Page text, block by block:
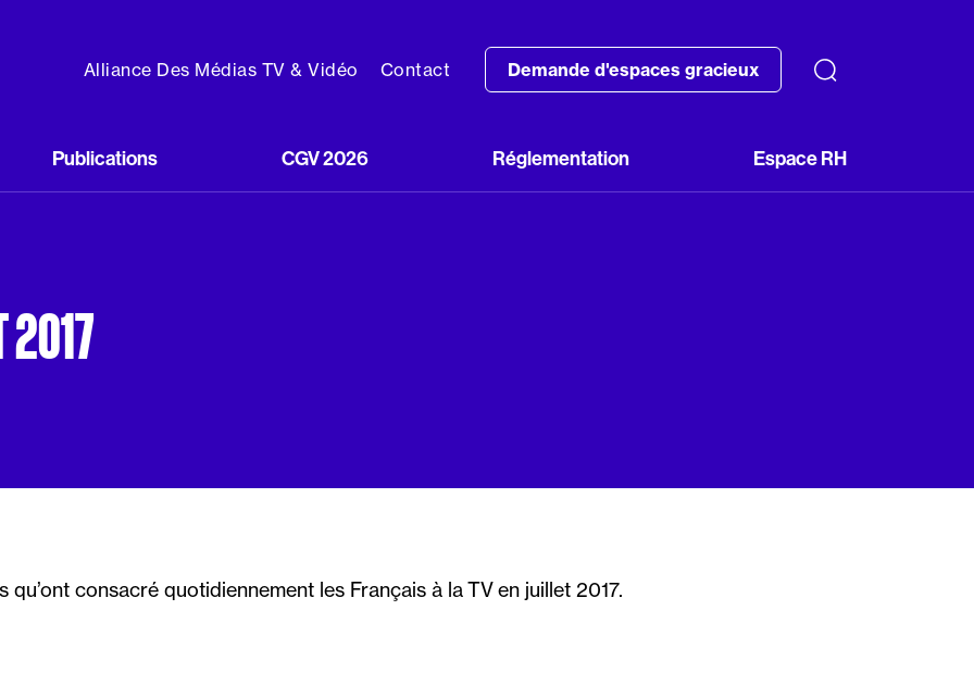
Alliance Des Médias TV & Vidéo Contact Demande d'espaces gracieux
Publications CGV 2026 Réglementation Espace RH
2017
qu’ont consacré quotidiennement les Français à la TV en juillet 2017.